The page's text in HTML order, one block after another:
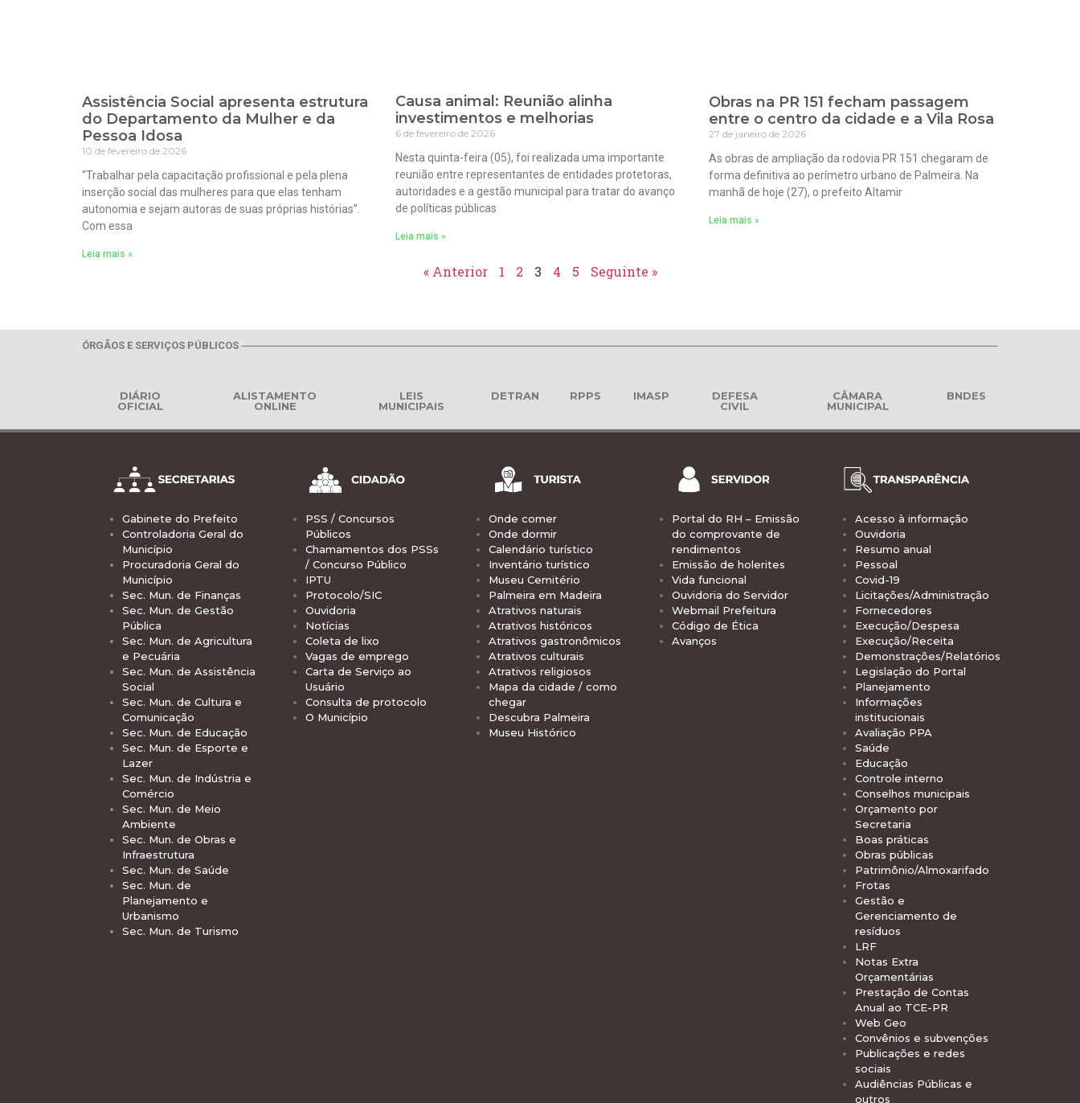
Assistência Social apresenta estrutura
do Departamento da Mulher e da
Pessoa Idosa
10 de fevereiro de 2026
“Trabalhar pela capacitação profissional e pela plena
inserção social das mulheres para que elas tenham
autonomia e sejam autoras de suas próprias histórias”.
Com essa
Leia mais »
Causa animal: Reunião alinha
investimentos e melhorias
6 de fevereiro de 2026
Nesta quinta-feira (05), foi realizada uma importante
reunião entre representantes de entidades protetoras,
autoridades e a gestão municipal para tratar do avanço
de políticas públicas
Leia mais »
Obras na PR 151 fecham passagem
entre o centro da cidade e a Vila Rosa
27 de janeiro de 2026
As obras de ampliação da rodovia PR 151 chegaram de
forma definitiva ao perímetro urbano de Palmeira. Na
manhã de hoje (27), o prefeito Altamir
Leia mais »
« Anterior 1 2 3 4 5 Seguinte »
ÓRGÃOS E SERVIÇOS PÚBLICOS
DIÁRIO
OFICIAL
ALISTAMENTO
ONLINE
LEIS
MUNICIPAIS
DETRAN RPPS IMASP
DEFESA
CIVIL
CÂMARA
MUNICIPAL
BNDES
Gabinete do Prefeito
Controladoria Geral do
Município
Procuradoria Geral do
Município
Sec. Mun. de Finanças
Sec. Mun. de Gestão
Pública
Sec. Mun. de Agricultura
e Pecuária
Sec. Mun. de Assistência
Social
Sec. Mun. de Cultura e
Comunicação
Sec. Mun. de Educação
Sec. Mun. de Esporte e
Lazer
Sec. Mun. de Indústria e
Comércio
Sec. Mun. de Meio
Ambiente
Sec. Mun. de Obras e
Infraestrutura
Sec. Mun. de Saúde
Sec. Mun. de
Planejamento e
Urbanismo
Sec. Mun. de Turismo
PSS / Concursos
Públicos
Chamamentos dos PSSs
/ Concurso Público
IPTU
Protocolo/SIC
Ouvidoria
Notícias
Coleta de lixo
Vagas de emprego
Carta de Serviço ao
Usuário
Consulta de protocolo
O Município
Onde comer
Onde dormir
Calendário turístico
Inventário turístico
Museu Cemitério
Palmeira em Madeira
Atrativos naturais
Atrativos históricos
Atrativos gastronômicos
Atrativos culturais
Atrativos religiosos
Mapa da cidade / como
chegar
Descubra Palmeira
Museu Histórico
Portal do RH – Emissão
do comprovante de
rendimentos
Emissão de holerites
Vida funcional
Ouvidoria do Servidor
Webmail Prefeitura
Código de Ética
Avanços
Acesso à informação
Ouvidoria
Resumo anual
Pessoal
Covid-19
Licitações/Administração
Fornecedores
Execução/Despesa
Execução/Receita
Demonstrações/Relatórios
Legislação do Portal
Planejamento
Informações
institucionais
Avaliação PPA
Saúde
Educação
Controle interno
Conselhos municipais
Orçamento por
Secretaria
Boas práticas
Obras públicas
Patrimônio/Almoxarifado
Frotas
Gestão e
Gerenciamento de
resíduos
LRF
Notas Extra
Orçamentárias
Prestação de Contas
Anual ao TCE-PR
Web Geo
Convênios e subvenções
Publicações e redes
sociais
Audiências Públicas e
outros